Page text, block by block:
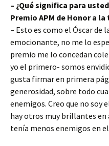
– ¿Qué significa para
Premio APM de Honor a
– Esto es como el Óscar de
emocionante, no me lo
premio me lo concedan
yo el primero- somos
gusta firmar en primera
generosidad, sobre todo
enemigos. Creo que no soy
hay otros muy brillantes en
tenía menos enemigos en